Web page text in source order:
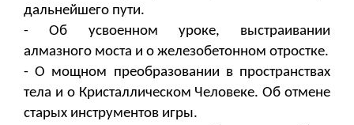
дальнейшего пути.
- Об усвоенном уроке, выстраивании
алмазного моста и о железобетонном отростке.
- О мощном преобразовании в пространствах
тела и о Кристаллическом Человеке. Об отмене
старых инструментов игры.